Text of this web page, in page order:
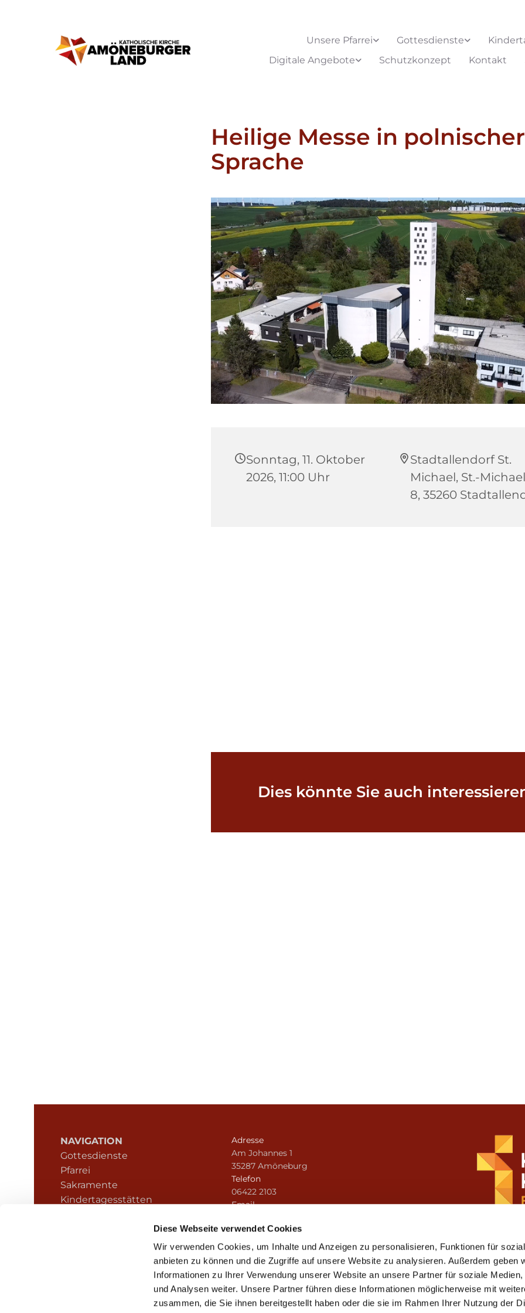
Diese Webseite verwendet Cookies
Wir verwenden Cookies, um Inhalte und Anzeigen zu personalisieren, Funktionen für
anbieten zu können und die Zugriffe auf unsere Website zu analysieren. Außerdem geben
Informationen zu Ihrer Verwendung unserer Website an unsere Partner für soziale Medien,
und Analysen weiter. Unsere Partner führen diese Informationen möglicherweise mit
zusammen, die Sie ihnen bereitgestellt haben oder die sie im Rahmen Ihrer Nutzung der
Unsere Pfarrei Gottesdienste
Digitale Angebote
Schutzkonzept Kontakt
Heilige Messe in polnischer
Sprache
Sonntag, 11. Oktober
2026, 11:00 Uhr
Stadtallendorf St.
Michael, St.-
8, 35260
Dies könnte Sie auch
NAVIGATION
Gottesdienste
Pfarrei
Sakramente
Kindertagesstätten
Hinweisgeberschutz
Adresse
Am Johannes 1
35287 Amöneburg
Telefon
06422 2103
Email
Impressum Datenschutzerklärung ChurchDesk-